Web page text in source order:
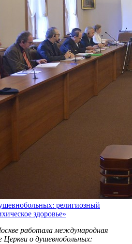
религиозный
здоровье»
работала международная
Церкви о душевнобольных: